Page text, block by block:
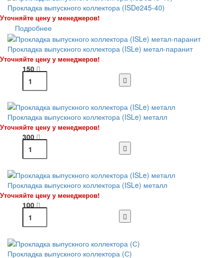
Прокладка выпускного коллектора (ISDe245-40)
Уточняйте цену у менеджеров!
Подробнее
Прокладка выпускного коллектора (ISLe) метал-паранит
Уточняйте цену у менеджеров!
150
Прокладка выпускного коллектора (ISLe) металл
Уточняйте цену у менеджеров!
300
Прокладка выпускного коллектора (ISLe) металл
Уточняйте цену у менеджеров!
100
Прокладка выпускного коллектора (С)